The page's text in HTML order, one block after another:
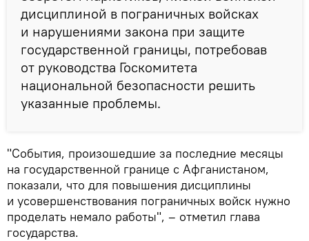
дисциплиной в пограничных войсках
и нарушениями закона при защите
государственной границы, потребовав
от руководства Госкомитета
национальной безопасности решить
указанные проблемы.
"События, произошедшие за последние месяцы
на государственной границе с Афганистаном,
показали, что для повышения дисциплины
и усовершенствования пограничных войск нужно
проделать немало работы", – отметил глава
государства.